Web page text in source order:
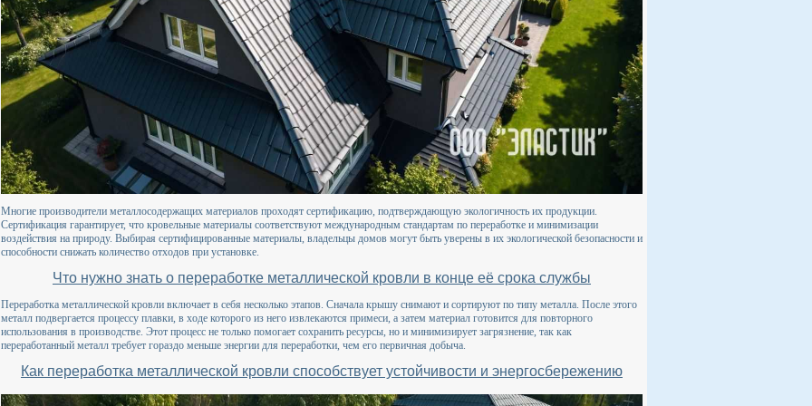
Многие производители металлосодержащих материалов проходят сертификацию, подтверждающую экологичность их продукции.
Сертификация гарантирует, что кровельные материалы соответствуют международным стандартам по переработке и минимизации
воздействия на природу. Выбирая сертифицированные материалы, владельцы домов могут быть уверены в их экологической безопасности и
способности снижать количество отходов при установке.
Что нужно знать о переработке металлической кровли в конце её срока службы
Переработка металлической кровли включает в себя несколько этапов. Сначала крышу снимают и сортируют по типу металла. После этого
металл подвергается процессу плавки, в ходе которого из него извлекаются примеси, а затем материал готовится для повторного
использования в производстве. Этот процесс не только помогает сохранить ресурсы, но и минимизирует загрязнение, так как
переработанный металл требует гораздо меньше энергии для переработки, чем его первичная добыча.
Как переработка металлической кровли способствует устойчивости и энергосбережению